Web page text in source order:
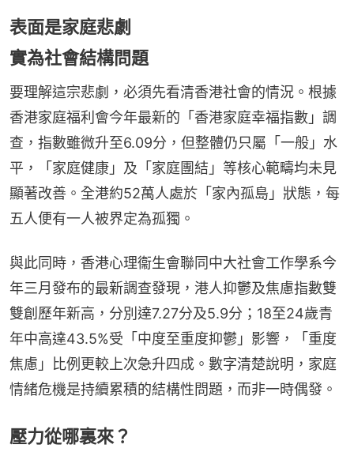
表面是家庭悲劇
實為社會結構問題
要理解這宗悲劇，必須先看清香港社會的情況。根據
香港家庭福利會今年最新的「香港家庭幸福指數」調
查，指數雖微升至6.09分，但整體仍只屬「一般」水
平，「家庭健康」及「家庭團結」等核心範疇均未見
顯著改善。全港約52萬人處於「家內孤島」狀態，每
五人便有一人被界定為孤獨。
與此同時，香港心理衞生會聯同中大社會工作學系今
年三月發布的最新調查發現，港人抑鬱及焦慮指數雙
雙創歷年新高，分別達7.27分及5.9分；18至24歲青
年中高達43.5%受「中度至重度抑鬱」影響，「重度
焦慮」比例更較上次急升四成。數字清楚說明，家庭
情緒危機是持續累積的結構性問題，而非一時偶發。
壓力從哪裏來？